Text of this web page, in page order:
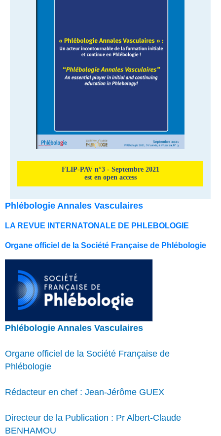
FLIP-PAV n°3 - Septembre 2021
est en open access
Phlébologie Annales Vasculaires
LA REVUE INTERNATONALE DE PHLEBOLOGIE
Organe officiel de la Société Française de Phlébologie
Phlébologie Annales Vasculaires
Organe officiel de la Société Française de
Phlébologie
Rédacteur en chef : Jean-Jérôme GUEX
Directeur de la Publication : Pr Albert-Claude
BENHAMOU